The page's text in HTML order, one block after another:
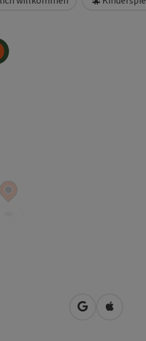
in Google
in